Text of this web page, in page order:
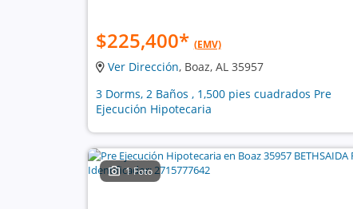
$225,400* (EMV)
Ver Dirección, Boaz, AL 35957
3 Dorms, 2 Baños , 1,500 pies cuadrados Pre
Ejecución Hipotecaria
1 Foto